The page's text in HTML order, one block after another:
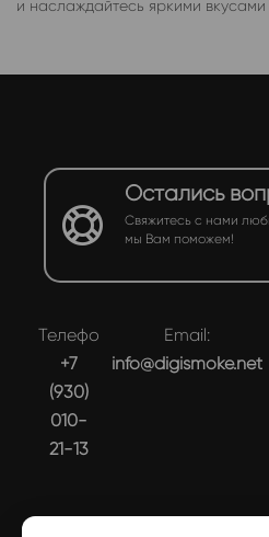
и наслаждайтесь яркими вкусами
Остались
Свяжитесь с нами
мы Вам поможем!
Телефон:
+7
(930)
010-
21-13
Email:
info@digismoke.net